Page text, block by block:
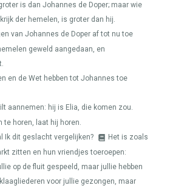
is dan Johannes de Doper; maar wie
der hemelen, is groter dan hij.
van Johannes de Doper af tot nu toe
geweld aangedaan, en
en de Wet hebben tot Johannes toe
aannemen: hij is Elia, die komen zou.
te horen, laat hij horen.
Ik dit geslacht vergelijken?
Het is zoals
zitten en hun vriendjes toeroepen:
op de fluit gespeeld, maar jullie hebben
voor jullie gezongen, maar